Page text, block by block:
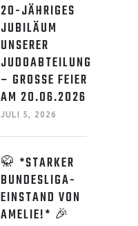
20-JÄHRIGES
JUBILÄUM
UNSERER
JUDOABTEILUNG
– GROSSE FEIER A
M 20.06.2026
JULI 5, 2026
🥋 *STARKER
BUNDESLIGA-
EINSTAND VON
AMELIE!* 🎉